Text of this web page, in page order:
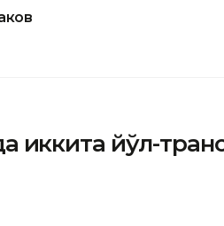
иккита йўл-